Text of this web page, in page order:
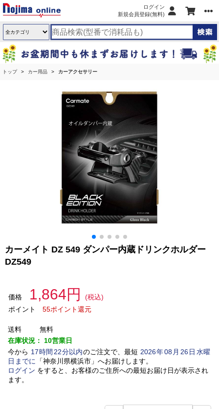
ログイン
新規会員登録(無料)
トップ カー用品 カーアクセサリー
カーメイト DZ 549 ダンパー内蔵ドリンクホルダー
DZ549
価格 1,864円
(税込)
ポイント
55ポイント還元
送料
無料
在庫状況： 10営業日
今から 17時間 22分以内のご注文で、最短 2026年08 月 26日水曜
日 までに 「神奈川県横浜市」 へお届けします。
ログイン をすると、お客様のご住所への最短お届け日が表示され
ます。